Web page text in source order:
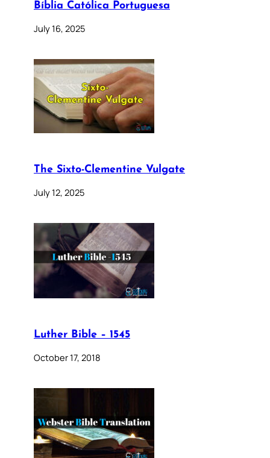
Bíblia Católica Portuguesa
July 16, 2025
The Sixto-Clementine Vulgate
July 12, 2025
Luther Bible – 1545
October 17, 2018